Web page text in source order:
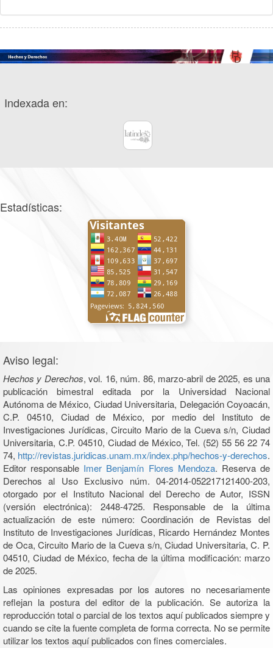
Indexada en:
Estadísticas:
Aviso legal:
Hechos y Derechos, vol. 16, núm. 86, marzo-abril de 2025, es una
publicación bimestral editada por la Universidad Nacional
Autónoma de México, Ciudad Universitaria, Delegación Coyoacán,
C.P. 04510, Ciudad de México, por medio del Instituto de
Investigaciones Jurídicas, Circuito Mario de la Cueva s/n, Ciudad
Universitaria, C.P. 04510, Ciudad de México, Tel. (52) 55 56 22 74
74, http://revistas.juridicas.unam.mx/index.php/hechos-y-derechos.
Editor responsable Imer Benjamín Flores Mendoza. Reserva de
Derechos al Uso Exclusivo núm. 04-2014-052217121400-203,
otorgado por el Instituto Nacional del Derecho de Autor, ISSN
(versión electrónica): 2448-4725. Responsable de la última
actualización de este número: Coordinación de Revistas del
Instituto de Investigaciones Jurídicas, Ricardo Hernández Montes
de Oca, Circuito Mario de la Cueva s/n, Ciudad Universitaria, C. P.
04510, Ciudad de México, fecha de la última modificación: marzo
de 2025.
Las opiniones expresadas por los autores no necesariamente
reflejan la postura del editor de la publicación. Se autoriza la
reproducción total o parcial de los textos aquí publicados siempre y
cuando se cite la fuente completa de forma correcta. No se permite
utilizar los textos aquí publicados con fines comerciales.